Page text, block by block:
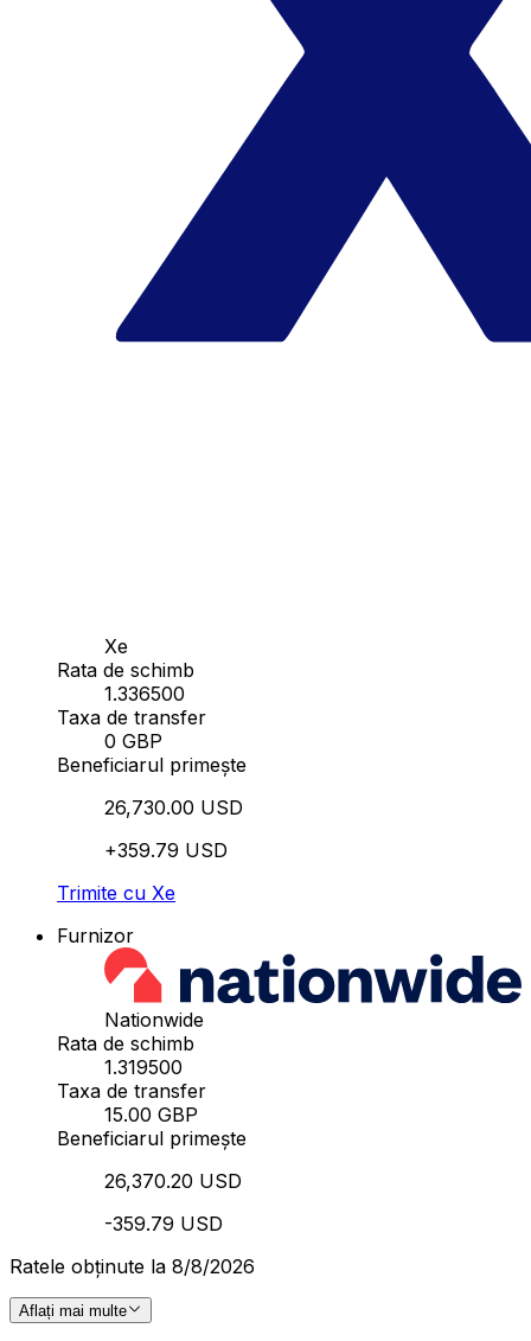
Xe
Rata de schimb
1.336500
Taxa de transfer
0 GBP
Beneficiarul primește
26,730.00 USD
+359.79 USD
Trimite cu Xe
Furnizor
Nationwide
Rata de schimb
1.319500
Taxa de transfer
15.00 GBP
Beneficiarul primește
26,370.20 USD
-359.79 USD
Ratele obținute la 8/8/2026
Aflați mai multe